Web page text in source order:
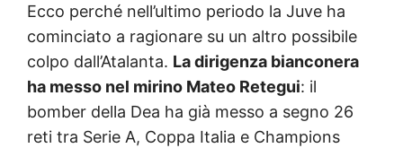
Ecco perché nell’ultimo periodo la Juve ha
cominciato a ragionare su un altro possibile
colpo dall’Atalanta. La dirigenza bianconera
ha messo nel mirino Mateo Retegui: il
bomber della Dea ha già messo a segno 26
reti tra Serie A, Coppa Italia e Champions